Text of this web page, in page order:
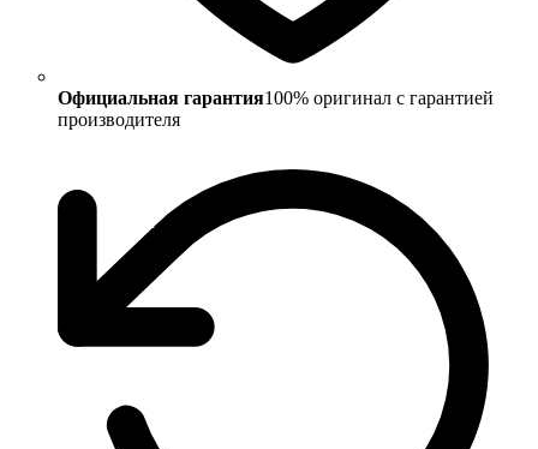
Официальная гарантия100% оригинал с гарантией
производителя